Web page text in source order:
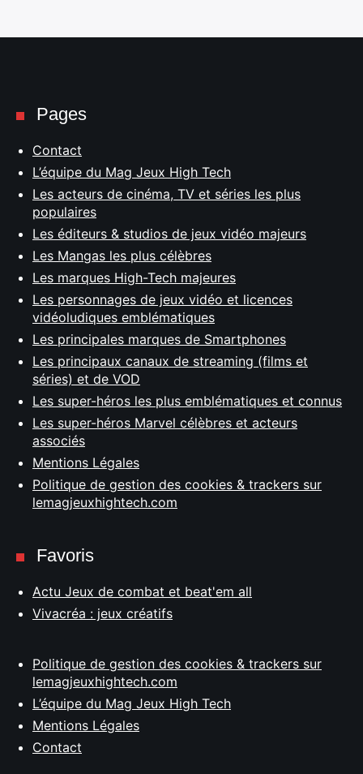
Pages
Contact
L’équipe du Mag Jeux High Tech
Les acteurs de cinéma, TV et séries les plus
populaires
Les éditeurs & studios de jeux vidéo majeurs
Les Mangas les plus célèbres
Les marques High-Tech majeures
Les personnages de jeux vidéo et licences
vidéoludiques emblématiques
Les principales marques de Smartphones
Les principaux canaux de streaming (films et
séries) et de VOD
Les super-héros les plus emblématiques et connus
Les super-héros Marvel célèbres et acteurs
associés
Mentions Légales
Politique de gestion des cookies & trackers sur
lemagjeuxhightech.com
Favoris
Actu Jeux de combat et beat'em all
Vivacréa : jeux créatifs
Politique de gestion des cookies & trackers sur
lemagjeuxhightech.com
L’équipe du Mag Jeux High Tech
Mentions Légales
Contact